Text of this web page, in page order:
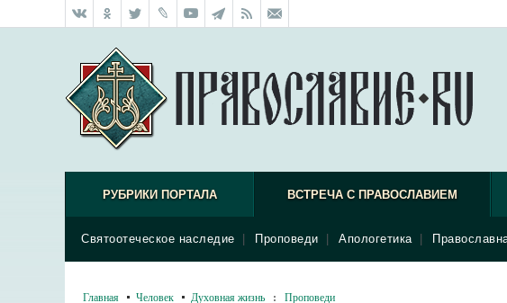
РУБРИКИ ПОРТАЛА ВСТРЕЧА С ПРАВОСЛАВИЕМ
Святоотеческое наследие Проповеди Апологетика
Главная Человек Духовная жизнь : Проповеди